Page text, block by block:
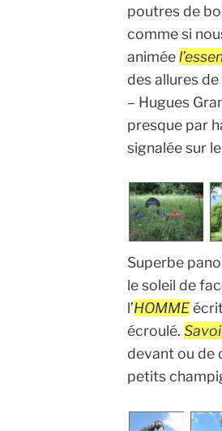
poutres de
comme si
animée
des allures
– Hugues
presque par
signalée sur
Superbe
le soleil de
l’HOMME
écroulé.
devant ou de
petits